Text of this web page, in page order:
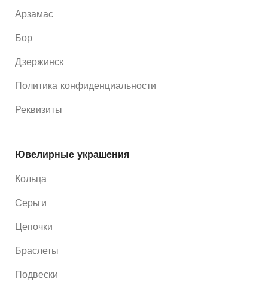
Арзамас
Бор
Дзержинск
Политика конфиденциальности
Реквизиты
Ювелирные украшения
Кольца
Серьги
Цепочки
Браслеты
Подвески